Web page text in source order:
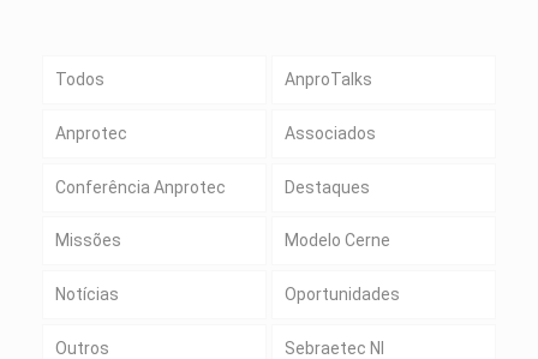
Todos AnproTalks
Anprotec Associados
Conferência Anprotec Destaques
Missões Modelo Cerne
Notícias Oportunidades
Outros Sebraetec NI